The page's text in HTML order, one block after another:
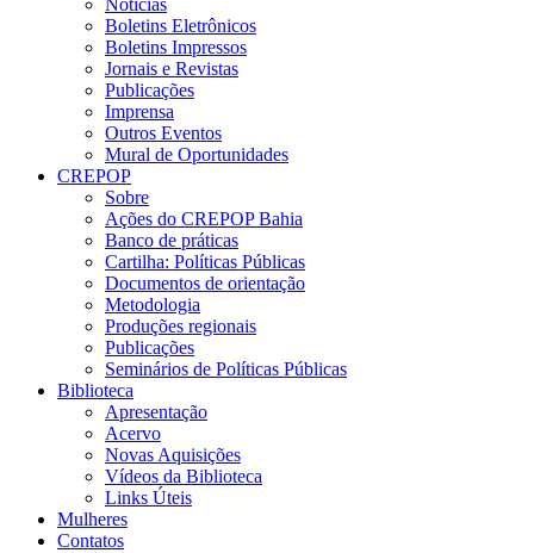
Notícias
Boletins Eletrônicos
Boletins Impressos
Jornais e Revistas
Publicações
Imprensa
Outros Eventos
Mural de Oportunidades
CREPOP
Sobre
Ações do CREPOP Bahia
Banco de práticas
Cartilha: Políticas Públicas
Documentos de orientação
Metodologia
Produções regionais
Publicações
Seminários de Políticas Públicas
Biblioteca
Apresentação
Acervo
Novas Aquisições
Vídeos da Biblioteca
Links Úteis
Mulheres
Contatos